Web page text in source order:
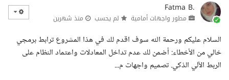
Fatma B.
مطور واجهات أمامية لم يحسب منذ شهرين
السلام عليكم ورحمة الله سوف اقدم لك في هذا المشروع ترابط برمجي
خالي من الأخطاء: أضمن لك عدم تداخل المعادلات واعتماد النظام على
الربط الآلي الذكي. تصميم واجهات م...